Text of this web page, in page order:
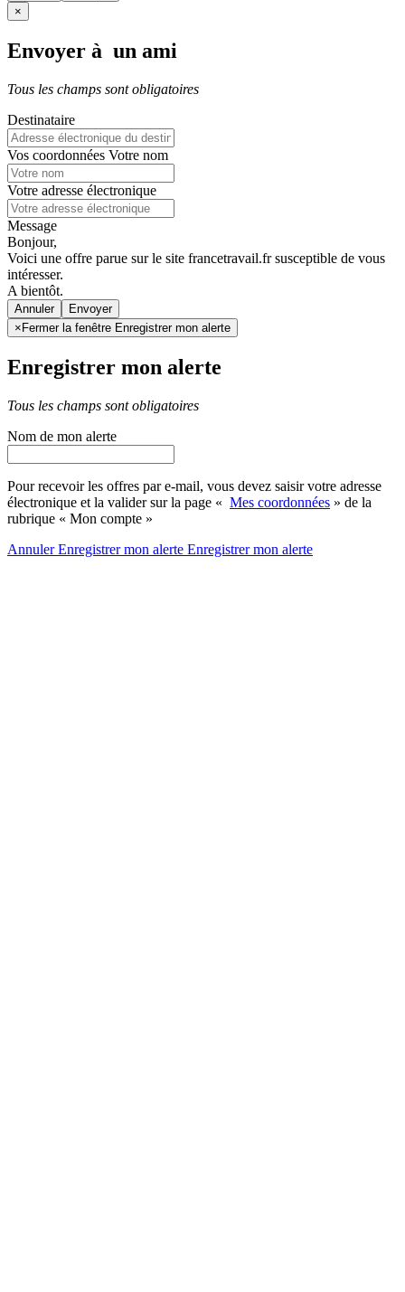
×
Envoyer à un ami
Tous les champs sont obligatoires
Destinataire
Vos coordonnées Votre nom
Votre adresse électronique
Message
Bonjour,
Voici une offre parue sur le site francetravail.fr susceptible de vous
intéresser.
A bientôt.
Annuler
× Fermer la fenêtre Enregistrer mon alerte
Enregistrer mon alerte
Tous les champs sont obligatoires
Nom de mon alerte
Pour recevoir les offres par e-mail, vous devez saisir votre adresse
électronique et la valider sur la page « Mes coordonnées » de la
rubrique « Mon compte »
AnnulerEnregistrer mon alerte Enregistrermon alerte